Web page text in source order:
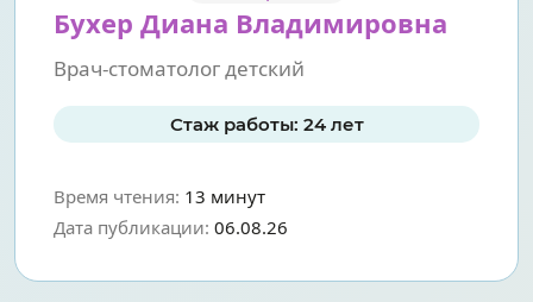
Бухер Диана Владимировна
Врач-стоматолог детский
Стаж работы: 24 лет
Время чтения: 13 минут
Дата публикации: 06.08.26